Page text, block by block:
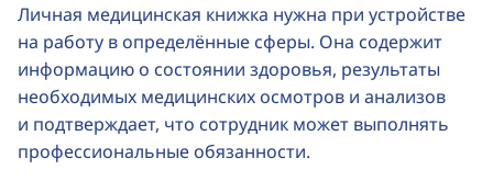
Личная медицинская книжка нужна при устройстве
на работу в определённые сферы. Она содержит
информацию о состоянии здоровья, результаты
необходимых медицинских осмотров и анализов
и подтверждает, что сотрудник может выполнять
профессиональные обязанности.